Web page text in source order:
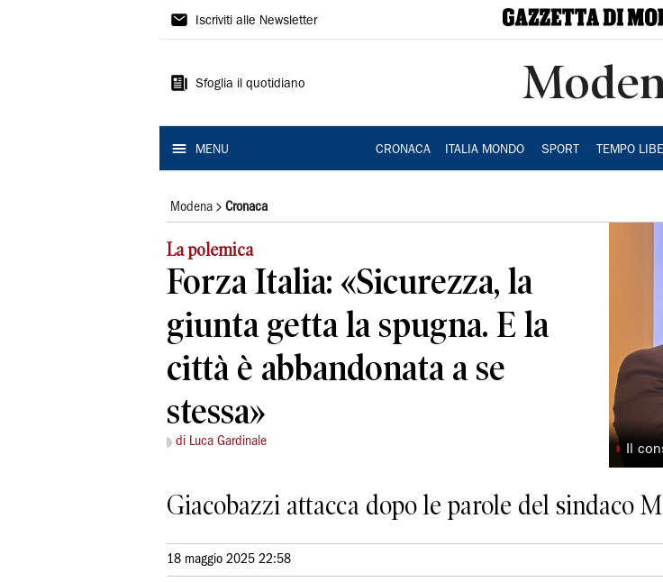
Gazzetta
Modena
Iscriviti alle Newsletter
Sfoglia il quotidiano
MENU CRONACA ITALIA MONDO SPORT TEMPO
Modena Cronaca
La polemica
Forza Italia: «Sicurezza, la
giunta getta la spugna. E la
città è abbandonata a se
stessa»
di Luca Gardinale
◗ Il
Giacobazzi attacca dopo le parole del sindaco
18 maggio 2025 22:58